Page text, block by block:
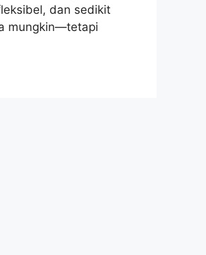
dan sedikit
mungkin—tetapi